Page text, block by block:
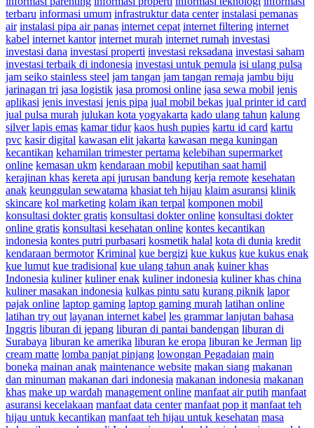
terbaru informasi umum infrastruktur data center instalasi pemanas
air instalasi pipa air panas internet cepat internet filtering internet
kabel internet kantor internet murah internet rumah investasi
investasi dana investasi properti investasi reksadana investasi saham
investasi terbaik di indonesia investasi untuk pemula isi ulang pulsa
jam seiko stainless steel jam tangan jam tangan remaja jambu biju
jarinagan tri jasa logistik jasa promosi online jasa sewa mobil jenis
aplikasi jenis investasi jenis pipa jual mobil bekas jual printer id card
jual pulsa murah julukan kota yogyakarta kado ulang tahun kalung
silver lapis emas kamar tidur kaos hush pupies kartu id card kartu
pvc kasir digital kawasan elit jakarta kawasan mega kuningan
kecantikan kehamilan trimester pertama kelebihan supermarket
online kemasan ukm kendaraan mobil keputihan saat hamil
kerajinan khas kereta api jurusan bandung kerja remote kesehatan
anak keunggulan sewatama khasiat teh hijau klaim asuransi klinik
skincare kol marketing kolam ikan terpal komponen mobil
konsultasi dokter gratis konsultasi dokter online konsultasi dokter
online gratis konsultasi kesehatan online kontes kecantikan
indonesia kontes putri purbasari kosmetik halal kota di dunia kredit
kendaraan bermotor Kriminal kue bergizi kue kukus kue kukus enak
kue lumut kue tradisional kue ulang tahun anak kuiner khas
Indonesia kuliner kuliner enak kuliner indonesia kuliner khas china
kuliner masakan indonesia kulkas pintu satu kurang piknik lapor
pajak online laptop gaming laptop gaming murah latihan online
latihan try out layanan internet kabel les grammar lanjutan bahasa
Inggris liburan di jepang liburan di pantai bandengan liburan di
Surabaya liburan ke amerika liburan ke eropa liburan ke Jerman lip
cream matte lomba panjat pinjang lowongan Pegadaian main
boneka mainan anak maintenance website makan siang makanan
dan minuman makanan dari indonesia makanan indonesia makanan
khas make up wardah management online manfaat air putih manfaat
asuransi kecelakaan manfaat data center manfaat pop it manfaat teh
hijau untuk kecantikan manfaat teh hijau untuk kesehatan masa